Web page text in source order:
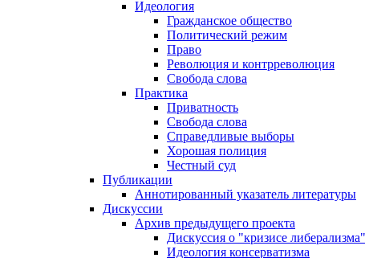
Идеология
Гражданское общество
Политический режим
Право
Революция и контрреволюция
Свобода слова
Практика
Приватность
Свобода слова
Справедливые выборы
Хорошая полиция
Честный суд
Публикации
Аннотированный указатель литературы
Дискуссии
Архив предыдущего проекта
Дискуссия о "кризисе либерализма"
Идеология консерватизма